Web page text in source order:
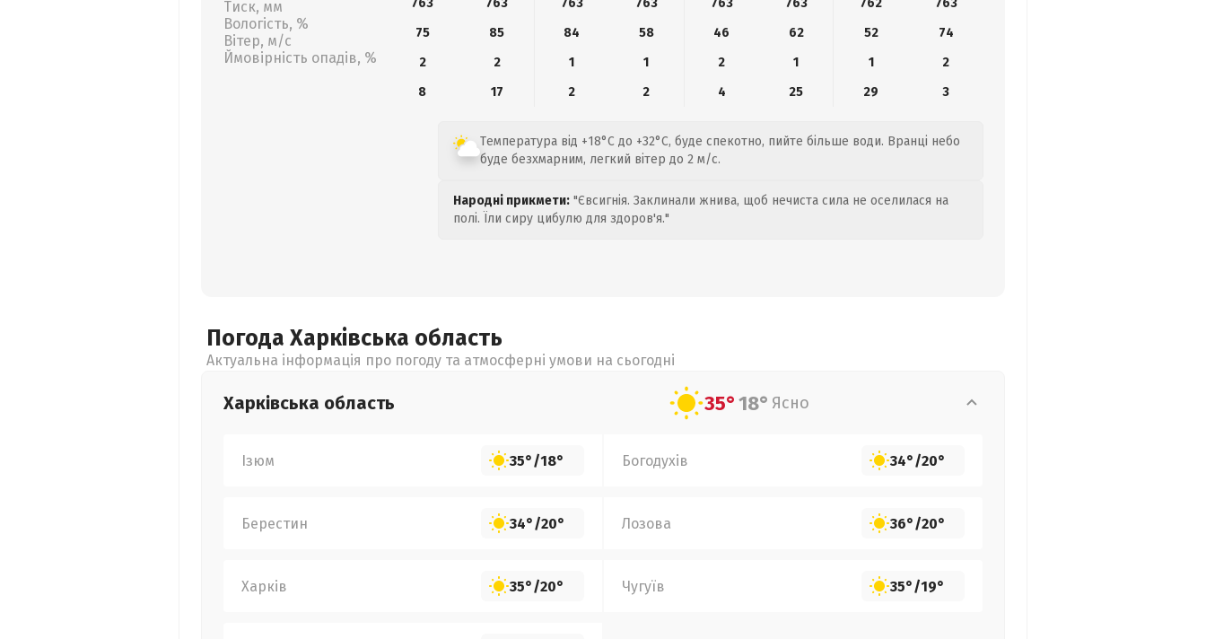
Тиск, мм
Вологість, %
Вітер, м/с
Ймовірність опадів, %
763 763 763 763 763 763 762
763
75
85 84 58 46 62 52
74
2
2 1 1 2 1 1
2
8
17 2 2 4 25 29 3
Температура від +18°C до +32°C, буде спекотно, пийте більше води. Вранці небо
буде безхмарним, легкий вітер до 2 м/с.
Народні прикмети: "Євсигнія. Заклинали жнива, щоб нечиста сила не оселилася на
полі. Їли сиру цибулю для здоров'я."
Погода Харківська область
Актуальна інформація про погоду та атмосферні умови на сьогодні
Харківська область 35°18° Ясно
Ізюм 35°/18° Богодухів 34°/20°
Берестин 34°/20° Лозова 36°/20°
Харків 35°/20° Чугуїв 35°/19°